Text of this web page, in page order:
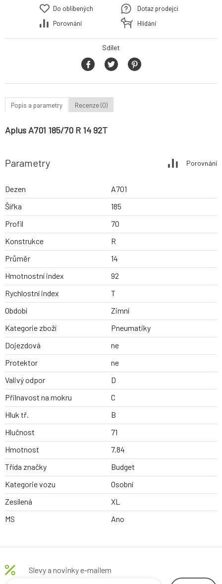
Do oblíbených
Porovnání
Dotaz prodejci
Hlídání
Sdílet
Popis a parametry Recenze (0)
Aplus A701 185/70 R 14 92T
Parametry Porovnání
Dezen
A701
Šířka
185
Profil
70
Konstrukce
R
Průměr
14
Hmotnostní index
92
Rychlostní index
T
Období
Zimní
Kategorie zboží
Pneumatiky
Dojezdová
ne
Protektor
ne
Valivý odpor
D
Přilnavost na mokru
C
Hluk tř.
B
Hlučnost
71
Hmotnost
7.84
Třída značky
Budget
Kategorie vozu
Osobní
Zesílená
XL
MS
Ano
Slevy a novinky e-mailem